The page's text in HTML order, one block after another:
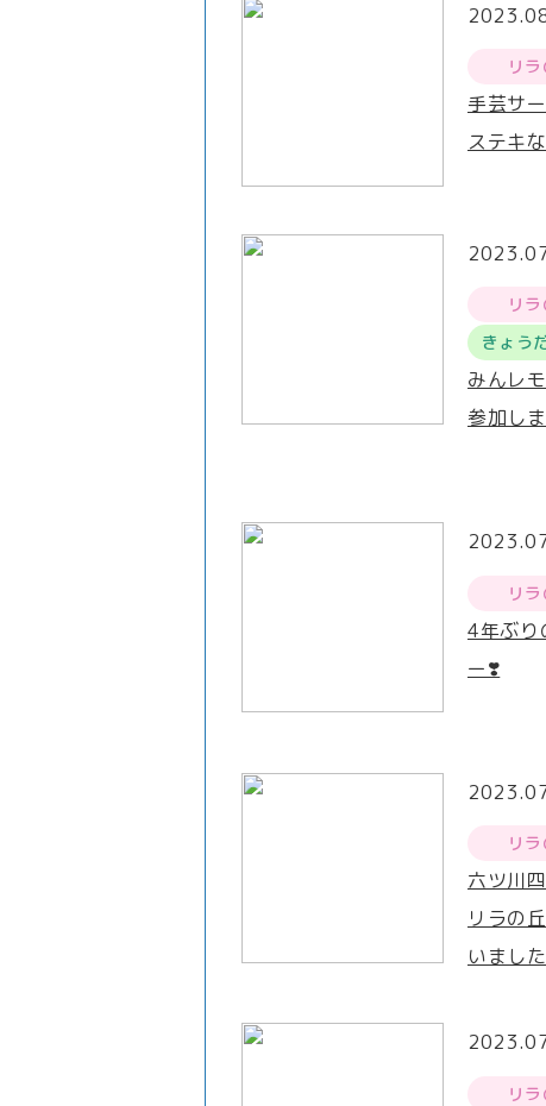
リ
手芸サ
ステキ
リ
きょう
みんレ
参加し
リ
4年ぶり
ー❣️
リ
六ツ川
リラの
いました
リ